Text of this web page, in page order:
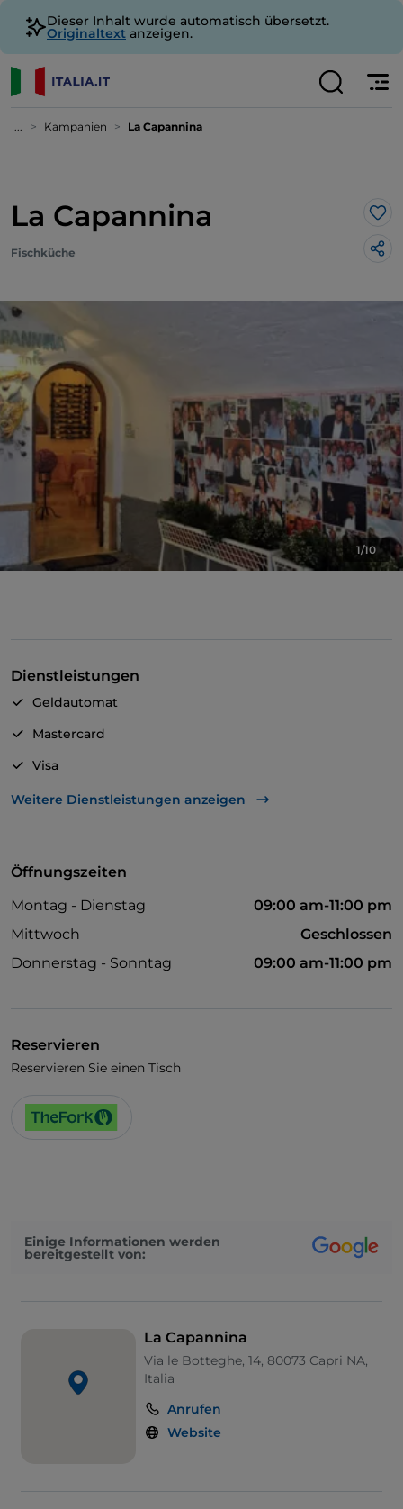
Dieser Inhalt wurde automatisch übersetzt.
Originaltext anzeigen.
... Kampanien La Capannina
La Capannina
Fischküche
1/10
Dienstleistungen
Geldautomat
Mastercard
Visa
Behindertengerechter Zugang
Weitere Dienstleistungen anzeigen
Öffnungszeiten
Montag - Dienstag
09:00 am-11:00 pm
Mittwoch
Geschlossen
Donnerstag - Sonntag
09:00 am-11:00 pm
Reservieren
Reservieren Sie einen Tisch
Einige Informationen werden
bereitgestellt von:
La Capannina
Via le Botteghe, 14, 80073 Capri NA,
Italia
Anrufen
Website